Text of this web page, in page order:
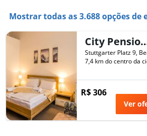
Mostrar todas as 3.688 opções de
City
7,4 km do centro da
R$ 306
Ver